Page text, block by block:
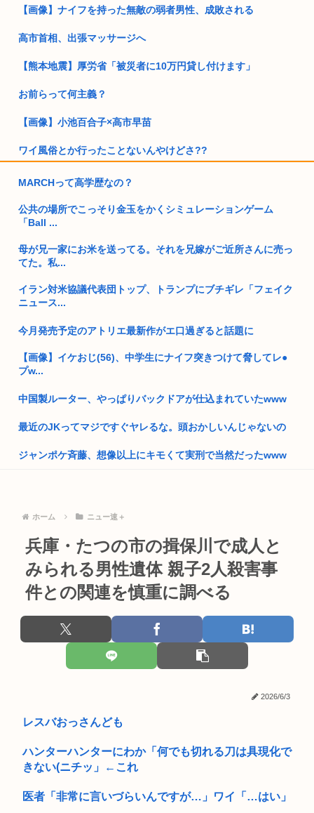
【画像】ナイフを持った無敵の弱者男性、成敗される
高市首相、出張マッサージへ
【熊本地震】厚労省「被災者に10万円貸し付けます」
お前らって何主義？
【画像】小池百合子×高市早苗
ワイ風俗とか行ったことないんやけどさ??
【動画】女さん「男と話してる時、おぱーい見てるのすぐわか
独身ケンモミン、1600万円で終の住処を購入…
【天皇】すまん、小林よりしのりを支持するわ
「性...
してるゴ...
日本人て第二次世界大戦を巻き込まれた戦争だと思ってない？
この時期...
国交省、四国新幹線実現のために需要や駅の位置・ルートなど
について...
埼玉川越に突如として「モスク」が自生 外国人「自分たちは作
マシーン...
【映画悲報】日本(ジャップ)の映画界、完全に終わる…現代の
女子高...
米農家「60kg作って1万8000円…コストは2万以上…」米は
MARCHって高学歴なの？
公共の場所でこっそり金玉をかくシミュレーションゲーム
「Ball ...
母が兄一家にお米を送ってる。それを兄嫁がご近所さんに売っ
てた。私...
イラン対米協議代表団トップ、トランプにブチギレ「フェイク
ニュース...
今月発売予定のアトリエ最新作がエ口過ぎると話題に
【画像】イケおじ(56)、中学生にナイフ突きつけて脅してレ●
プw...
中国製ルーター、やっぱりバックドアが仕込まれていたwww
最近のJKってマジですぐヤレるな。頭おかしいんじゃないの
ジャンポケ斉藤、想像以上にキモくて実刑で当然だったwww
【悲報】渡邊渚さん「キスしろよ」のヤジでPTSD発症時の状
態に逆...
【大甲子園】被災地熊本県が涙 初出場の熊本代表有明高校、京
都立命...
【動画】ショートスリーパー堀さん、対面で高須幹弥にキレる
← 睡...
早稲田大学「学生の皆さん、近隣飲食店での無銭飲食はやめて
タバコ違法化、日本人の9割が賛成
昔、鳥山明がやってたやつのドラゴンの名前わかるやついる？
るwww
ホーム ニュー速＋
兵庫・たつの市の揖保川で成人と
みられる男性遺体 親子2人殺害事
件との関連を慎重に調べる
2026/6/3
レスバおっさんども
ハンターハンターにわか「何でも切れる刀は具現化で
きない(ニチッ」←これ
医者「非常に言いづらいんですが…」ワイ「…はい」